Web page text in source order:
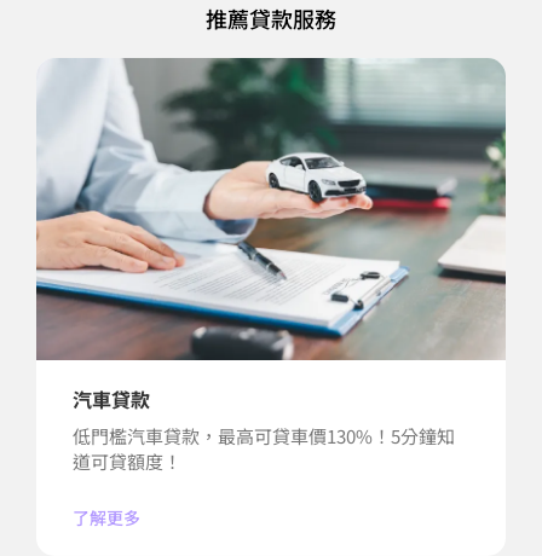
推薦貸款服務
汽車貸款
低門檻汽車貸款，最高可貸車價130%！5分鐘知
道可貸額度！
了解更多